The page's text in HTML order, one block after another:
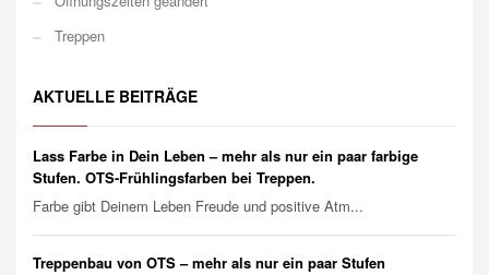
Treppen
AKTUELLE BEITRÄGE
Lass Farbe in Dein Leben – mehr als nur ein paar farbige
Stufen. OTS-Frühlingsfarben bei Treppen.
Farbe gibt Deinem Leben Freude und positive Atm...
Treppenbau von OTS – mehr als nur ein paar Stufen